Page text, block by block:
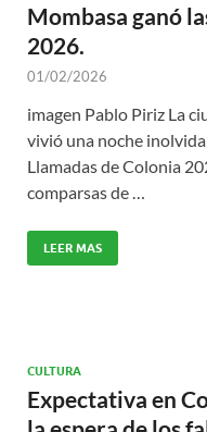
Mombasa ganó
2026.
01/02/2026
imagen Pablo Piriz La
vivió una noche
Llamadas de Colonia
comparsas de …
LEER MAS
CULTURA
Expectativa en